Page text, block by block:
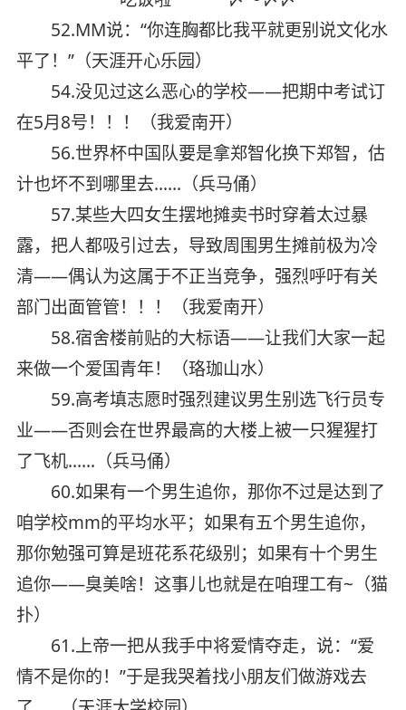
52.MM说：“你连胸都比我平就更别说文化水
平了！”（天涯开心乐园）
54.没见过这么恶心的学校——把期中考试订
在5月8号！！！（我爱南开）
56.世界杯中国队要是拿郑智化换下郑智，估
计也坏不到哪里去……（兵马俑）
57.某些大四女生摆地摊卖书时穿着太过暴
露，把人都吸引过去，导致周围男生摊前极为冷
清——偶认为这属于不正当竞争，强烈呼吁有关
部门出面管管！！！（我爱南开）
58.宿舍楼前贴的大标语——让我们大家一起
来做一个爱国青年！（珞珈山水）
59.高考填志愿时强烈建议男生别选飞行员专
业——否则会在世界最高的大楼上被一只猩猩打
了飞机……（兵马俑）
60.如果有一个男生追你，那你不过是达到了
咱学校mm的平均水平；如果有五个男生追你，
那你勉强可算是班花系花级别；如果有十个男生
追你——臭美啥！这事儿也就是在咱理工有~（猫
扑）
61.上帝一把从我手中将爱情夺走，说：“爱
情不是你的！”于是我哭着找小朋友们做游戏去